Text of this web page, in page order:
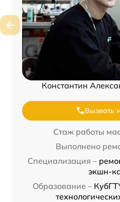
Константин
Вызвать
Стаж работы
Выполнено
Специализация –
экшн-
Образование –